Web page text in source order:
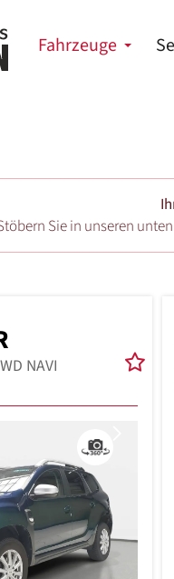
Fahrzeuge
Sie in unseren
NAVI